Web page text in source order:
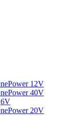
12V
40V
20V